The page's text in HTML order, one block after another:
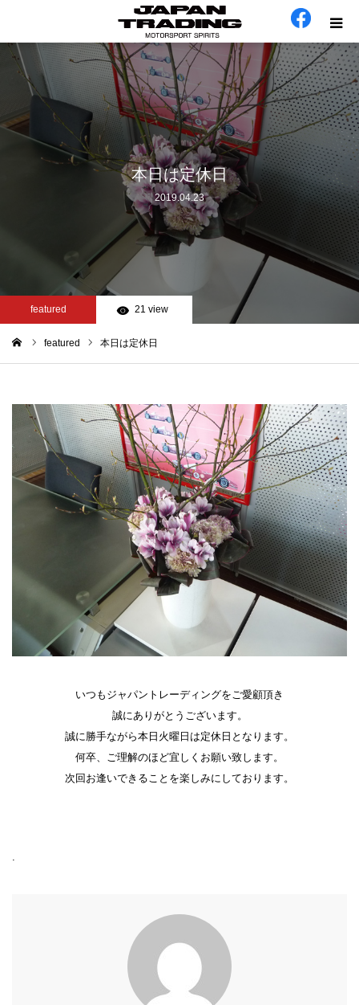
本日は定休日
2019.04.23
featured 21 view
featured 本日は定休日
いつもジャパントレーディングをご愛顧頂き
誠にありがとうございます。
誠に勝手ながら本日火曜日は定休日となります。
何卒、ご理解のほど宜しくお願い致します。
次回お逢いできることを楽しみにしております。
ホーム
在庫車
会社概要
工場日誌
お問い合わせ